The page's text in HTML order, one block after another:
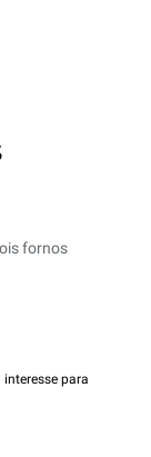
fornos
para